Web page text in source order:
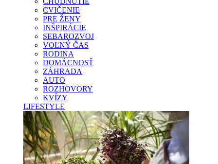
CVIČENIE
PRE ŽENY
INŠPIRÁCIE
SEBAROZVOJ
VOĽNÝ ČAS
RODINA
DOMÁCNOSŤ
ZÁHRADA
AUTO
ROZHOVORY
KVÍZY
LIFESTYLE